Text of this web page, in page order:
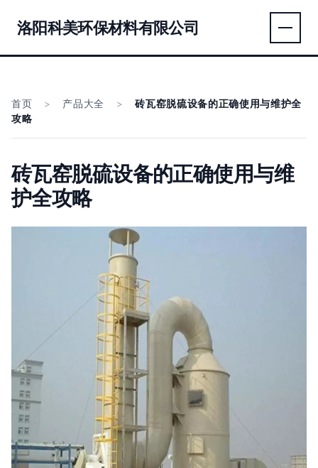
洛阳科美环保材料有限公司
首页 > 产品大全 >
砖瓦窑脱硫设备的正确使用与维护全
攻略
砖瓦窑脱硫设备的正确使用与维
护全攻略